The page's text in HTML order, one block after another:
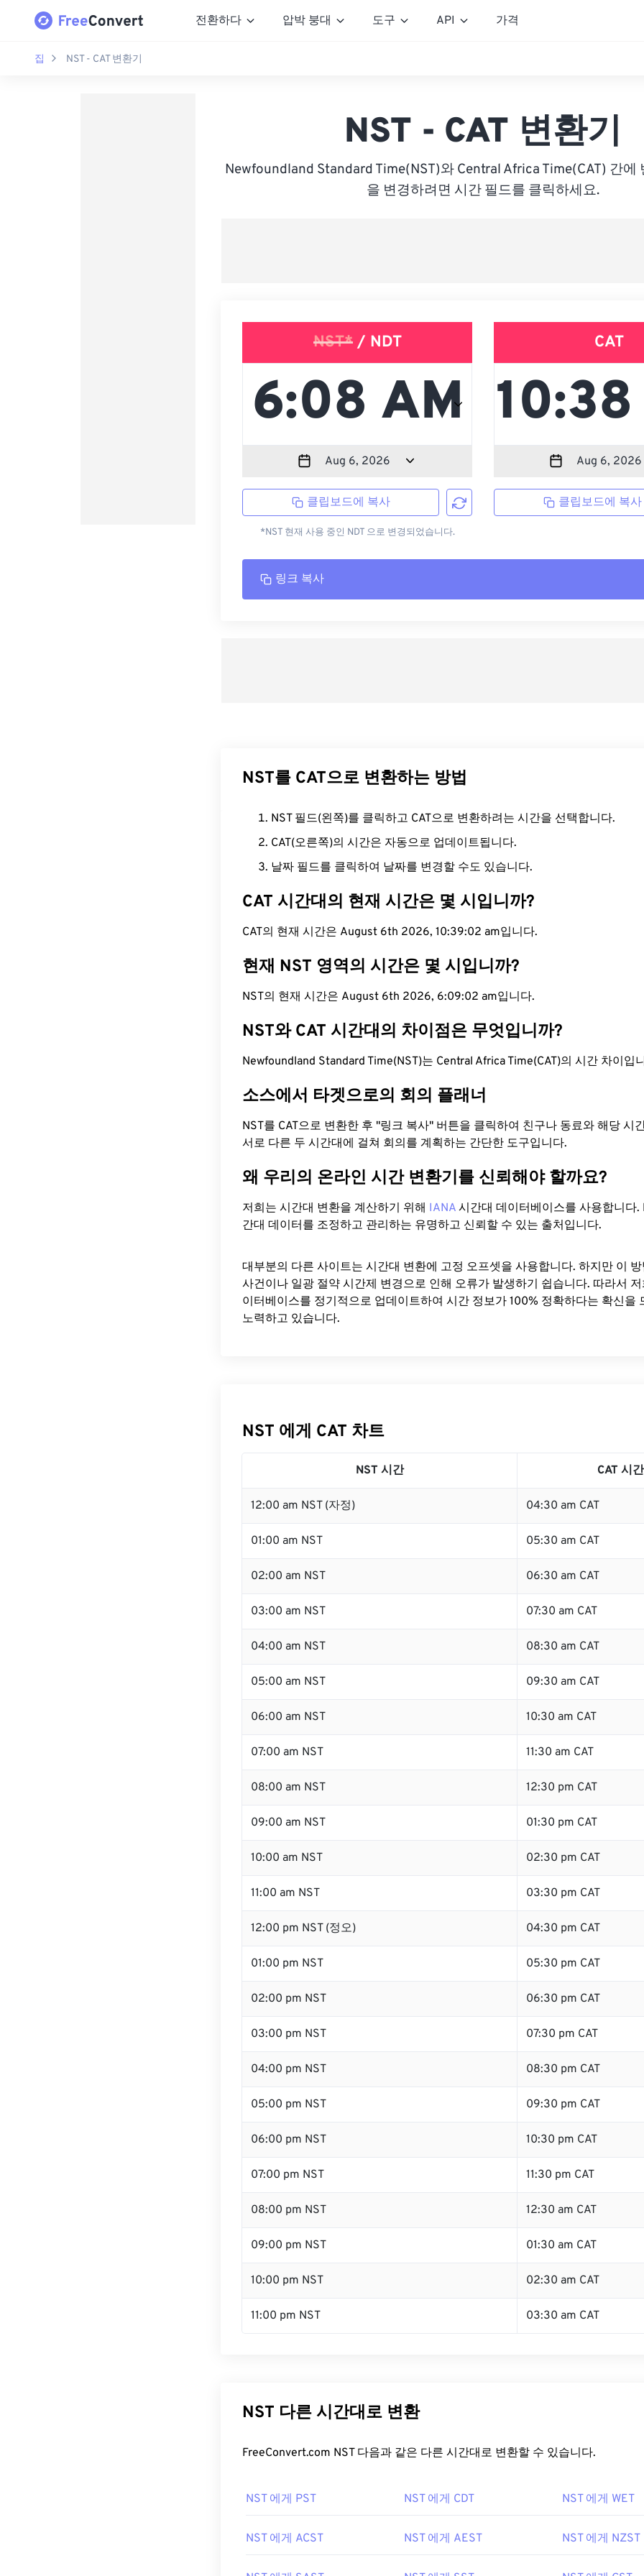
전환하다 압박 붕대 도구 API 가격
집 NST - CAT 변환기
NST - CAT 변환기
Newfoundland Standard Time(NST)와 Central Africa Time(CAT) 간에
을 변경하려면 시간 필드를 클릭하세요.
NST*/ NDT
클립보드에 복사
*NST 현재 사용 중인 NDT 으로 변경되었습니다.
CAT
클립보드에 복사
링크 복사
NST를 CAT으로 변환하는 방법
NST 필드(왼쪽)를 클릭하고 CAT으로 변환하려는 시간을 선택합니다.
CAT(오른쪽)의 시간은 자동으로 업데이트됩니다.
날짜 필드를 클릭하여 날짜를 변경할 수도 있습니다.
CAT 시간대의 현재 시간은 몇 시입니까?
CAT의 현재 시간은 August 6th 2026, 10:39:03 am입니다.
현재 NST 영역의 시간은 몇 시입니까?
NST의 현재 시간은 August 6th 2026, 6:09:03 am입니다.
NST와 CAT 시간대의 차이점은 무엇입니까?
Newfoundland Standard Time(NST)는 Central Africa Time(CAT)의 시간 차이입
소스에서 타겟으로의 회의 플래너
NST를 CAT으로 변환한 후 "링크 복사" 버튼을 클릭하여 친구나 동료와 해당 시
서로 다른 두 시간대에 걸쳐 회의를 계획하는 간단한 도구입니다.
왜 우리의 온라인 시간 변환기를 신뢰해야 할까요?
저희는 시간대 변환을 계산하기 위해 IANA 시간대 데이터베이스를 사용합니다.
간대 데이터를 조정하고 관리하는 유명하고 신뢰할 수 있는 출처입니다.
대부분의 다른 사이트는 시간대 변환에 ​​고정 오프셋을 사용합니다. 하지만 이
사건이나 일광 절약 시간제 변경으로 인해 오류가 발생하기 쉽습니다. 따라서 저
이터베이스를 정기적으로 업데이트하여 시간 정보가 100% 정확하다는 확신을
노력하고 있습니다.
NST 에게 CAT 차트
NST 시간 CAT 시간
12:00 am NST (자정) 04:30 am CAT
01:00 am NST 05:30 am CAT
02:00 am NST 06:30 am CAT
03:00 am NST 07:30 am CAT
04:00 am NST 08:30 am CAT
05:00 am NST 09:30 am CAT
06:00 am NST 10:30 am CAT
07:00 am NST 11:30 am CAT
08:00 am NST 12:30 pm CAT
09:00 am NST 01:30 pm CAT
10:00 am NST 02:30 pm CAT
11:00 am NST 03:30 pm CAT
12:00 pm NST (정오) 04:30 pm CAT
01:00 pm NST 05:30 pm CAT
02:00 pm NST 06:30 pm CAT
03:00 pm NST 07:30 pm CAT
04:00 pm NST 08:30 pm CAT
05:00 pm NST 09:30 pm CAT
06:00 pm NST 10:30 pm CAT
07:00 pm NST 11:30 pm CAT
08:00 pm NST 12:30 am CAT
09:00 pm NST 01:30 am CAT
10:00 pm NST 02:30 am CAT
11:00 pm NST 03:30 am CAT
NST 다른 시간대로 변환
FreeConvert.com NST 다음과 같은 다른 시간대로 변환할 수 있습니다.
NST 에게 PST NST 에게 CDT NST 에게 WET
NST 에게 ACST NST 에게 AEST NST 에게 NZST